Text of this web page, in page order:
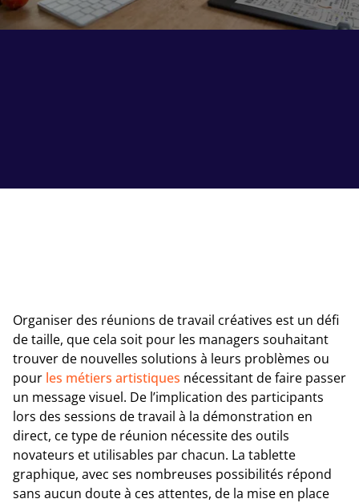
Organiser des réunions de travail créatives est un défi
de taille, que cela soit pour les managers souhaitant
trouver de nouvelles solutions à leurs problèmes ou
pour les métiers artistiques nécessitant de faire passer
un message visuel. De l’implication des participants
lors des sessions de travail à la démonstration en
direct, ce type de réunion nécessite des outils
novateurs et utilisables par chacun. La tablette
graphique, avec ses nombreuses possibilités répond
sans aucun doute à ces attentes, de la mise en place